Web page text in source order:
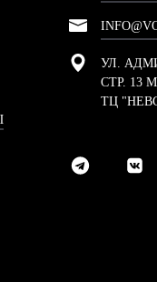
УЛ.
СТР. 13
ТЦ